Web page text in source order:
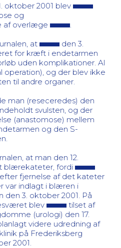
oktober 2001 blev
og
af overlæge
at
den 3.
for kræft i endetarmen
uden komplikationer. Al
og der blev ikke
til andre organer.
man (reseceredes) den
svulsten, og der
(anastomose) mellem
og den S-
at man den 12.
blærekateter, fordi
fjernelse af det kateter
var indlagt i blæren i
den 3. oktober 2001. På
blev
tilset af
(urologi) den 17.
videre udredning af
på Frederiksberg
2001.